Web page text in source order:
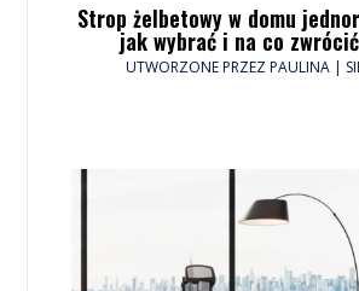
Strop żelbetowy w domu
jak wybrać i na co
UTWORZONE PRZEZPAULINA|